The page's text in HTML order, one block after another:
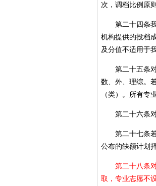
次，调档比例原
第二十四条我
机构提供的投档
及分值不适用于
第二十五条对
数、外、理综。
（类）。所有专
第二十六条对
第二十七条若
公布的缺额计划
第二十八条对
取，专业志愿不